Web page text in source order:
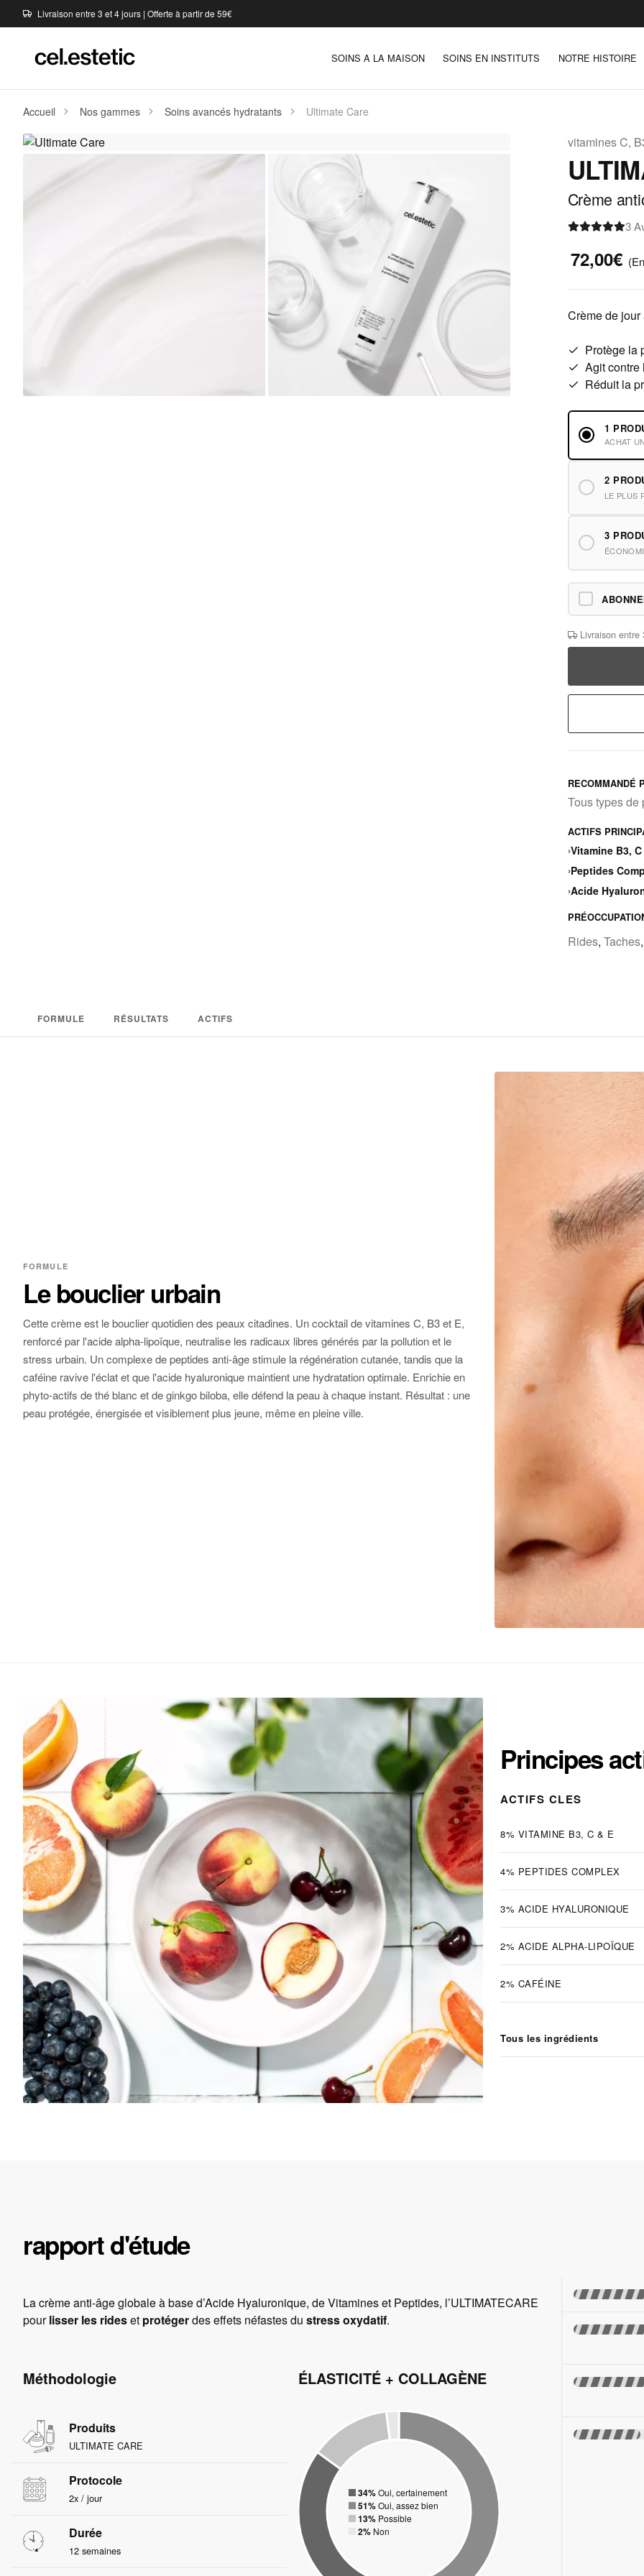
Livraison entre 3 et 4 jours | Offerte à partir de 59€
SOINS A LA MAISON SOINS EN INSTITUTS NOTRE HISTOIRE
Accueil Nos gammes Soins avancés hydratants Ultimate Care
vitamines C,
Crème
3
72,00€
Crème de jour
Protège la
Agit contre
Réduit la
1
ACHAT
2
LE PLUS
3
Livraison
RECOMMANDÉ
Tous types de
ACTIFS
›Vitamine B3, C
›Peptides
›Acide
Rides, Taches
FORMULE RÉSULTATS ACTIFS
FORMULE
Le bouclier urbain
Cette crème est le bouclier quotidien des peaux citadines. Un cocktail de vitamines C, B3 et E,
renforcé par l'acide alpha-lipoïque, neutralise les radicaux libres générés par la pollution et le
stress urbain. Un complexe de peptides anti-âge stimule la régénération cutanée, tandis que la
caféine ravive l'éclat et que l'acide hyaluronique maintient une hydratation optimale. Enrichie en
phyto-actifs de thé blanc et de ginkgo biloba, elle défend la peau à chaque instant. Résultat : une
peau protégée, énergisée et visiblement plus jeune, même en pleine ville.
Principes
ACTIFS CLES
8% VITAMINE B3, C & E
4% PEPTIDES COMPLEX
3% ACIDE HYALURONIQUE
2% ACIDE ALPHA-LIPOÏQUE
2% CAFÉINE
Tous les ingrédients
rapport d'étude
La crème anti-âge globale à base d’Acide Hyaluronique, de Vitamines et Peptides, l’ULTIMATECARE
pourlisser les rideset protégerdes effets néfastes du stress oxydatif.
Méthodologie
Produits
ULTIMATE CARE
Protocole
2x / jour
Durée
12 semaines
ÉLASTICITÉ + COLLAGÈNE
34%Oui, certainement
51%Oui, assez bien
13%Possible
2%Non